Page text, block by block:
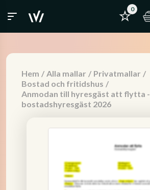
0
Hem / Alla mallar / Privatmallar /
Bostad och fritidshus /
Anmodan till hyresgäst att flytta -
bostadshyresgäst 2026